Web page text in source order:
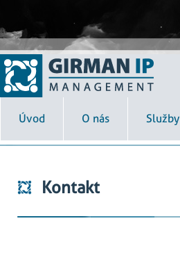
Úvod O nás Služby
Kontakt